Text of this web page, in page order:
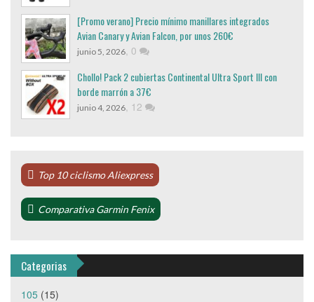
[Promo verano] Precio mínimo manillares integrados
Avian Canary y Avian Falcon, por unos 260€
junio 5, 2026, 0
Chollo! Pack 2 cubiertas Continental Ultra Sport III con
borde marrón a 37€
junio 4, 2026, 12
Top 10 ciclismo Aliexpress
Comparativa Garmin Fenix
Categorias
105 (15)